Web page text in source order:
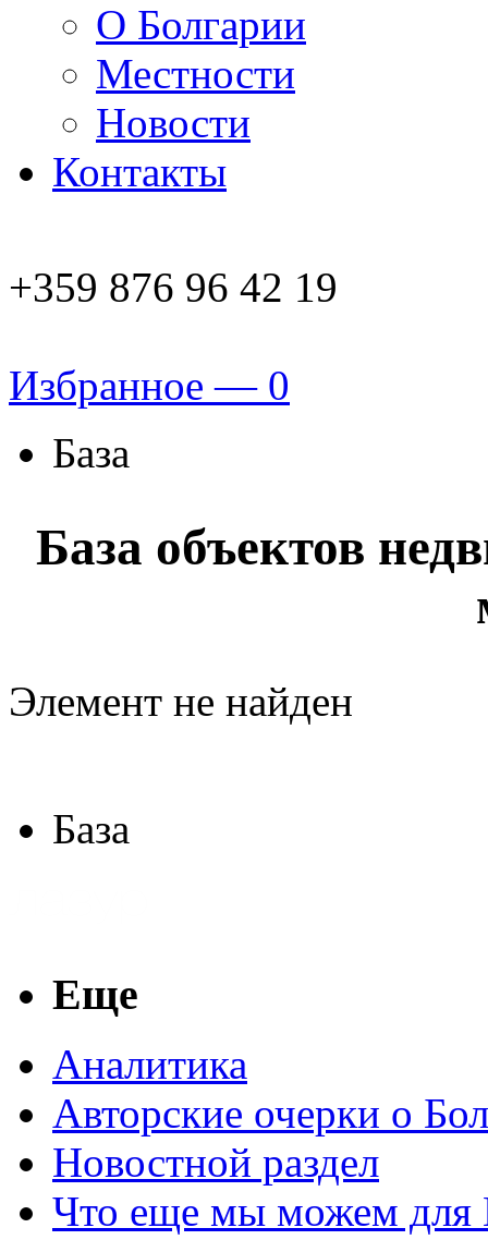
О Болгарии
Местности
Новости
Контакты
+359 876 96 42 19
Избранное — 0
База
База объектов
Элемент не найден
База
Еще
Аналитика
Авторские очерки о
Новостной раздел
Что еще мы можем для